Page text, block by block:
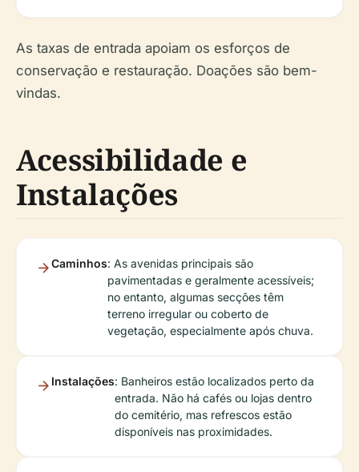
As taxas de entrada apoiam os esforços de
conservação e restauração. Doações são bem-
vindas.
Acessibilidade e
Instalações
Caminhos: As avenidas principais são
pavimentadas e geralmente acessíveis;
no entanto, algumas secções têm
terreno irregular ou coberto de
vegetação, especialmente após chuva.
Instalações: Banheiros estão localizados perto da
entrada. Não há cafés ou lojas dentro
do cemitério, mas refrescos estão
disponíveis nas proximidades.